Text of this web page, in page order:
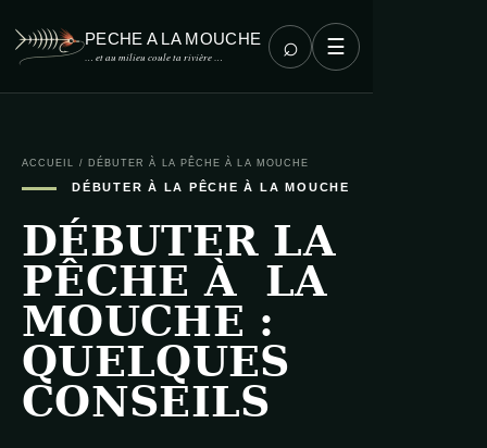
PECHE A LA MOUCHE
… et au milieu coule ta rivière … ⌕ ☰
ACCUEIL / DÉBUTER À LA PÊCHE À LA MOUCHE
DÉBUTER À LA PÊCHE À LA MOUCHE
DÉBUTER LA
PÊCHE À LA
MOUCHE :
QUELQUES
CONSEILS